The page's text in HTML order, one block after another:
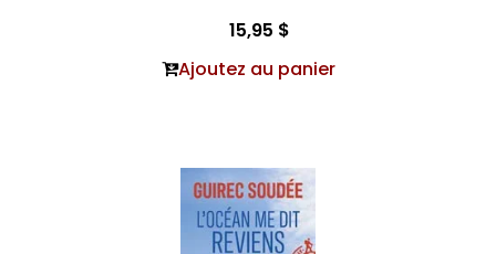
15,95 $
Ajoutez au panier